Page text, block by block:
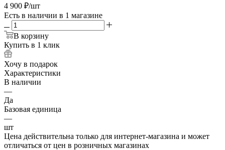
4 900 ₽/шт
Есть в наличии в 1 магазине
В корзину
Купить в 1 клик
Хочу в подарок
Характеристики
В наличии
—
Да
Базовая единица
—
шт
Цена действительна только для интернет-магазина и может
отличаться от цен в розничных магазинах